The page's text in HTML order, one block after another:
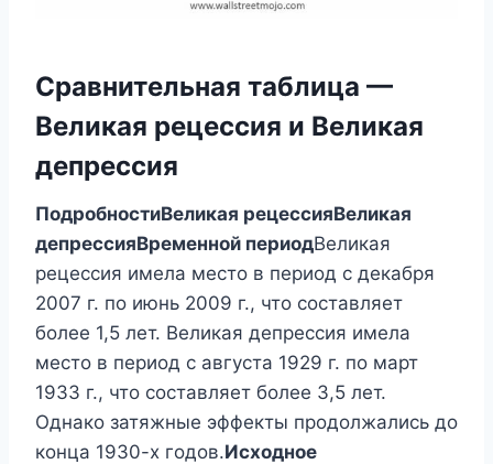
Сравнительная таблица —
Великая рецессия и Великая
депрессия
ПодробностиВеликая рецессияВеликая
депрессияВременной периодВеликая
рецессия имела место в период с декабря
2007 г. по июнь 2009 г., что составляет
более 1,5 лет. Великая депрессия имела
место в период с августа 1929 г. по март
1933 г., что составляет более 3,5 лет.
Однако затяжные эффекты продолжались до
конца 1930-х годов.Исходное